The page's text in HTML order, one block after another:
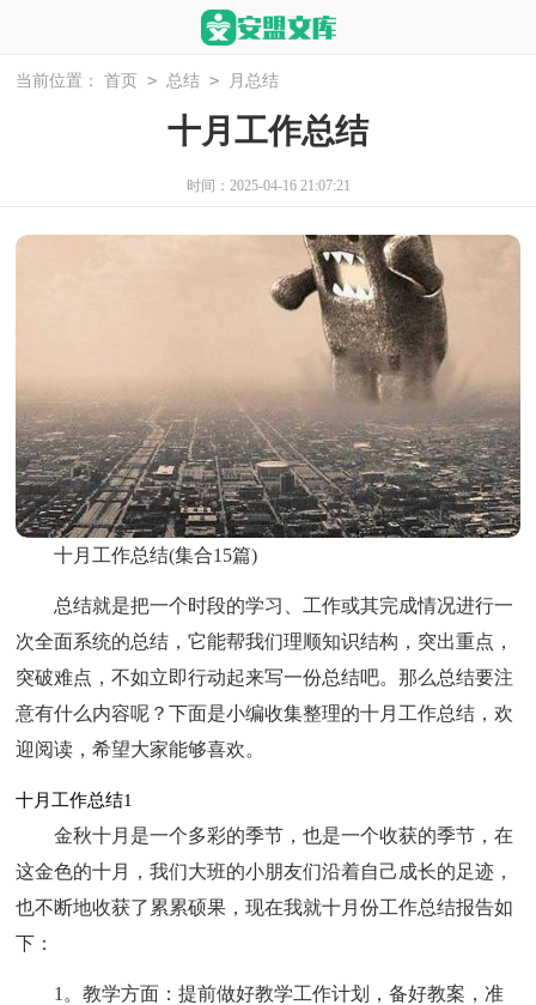
当前位置： 首页 > 总结 > 月总结
十月工作总结
时间：2025-04-16 21:07:21
十月工作总结(集合15篇)
总结就是把一个时段的学习、工作或其完成情况进行一
次全面系统的总结，它能帮我们理顺知识结构，突出重点，
突破难点，不如立即行动起来写一份总结吧。那么总结要注
意有什么内容呢？下面是小编收集整理的十月工作总结，欢
迎阅读，希望大家能够喜欢。
十月工作总结1
金秋十月是一个多彩的季节，也是一个收获的季节，在
这金色的十月，我们大班的小朋友们沿着自己成长的足迹，
也不断地收获了累累硕果，现在我就十月份工作总结报告如
下：
1。教学方面：提前做好教学工作计划，备好教案，准